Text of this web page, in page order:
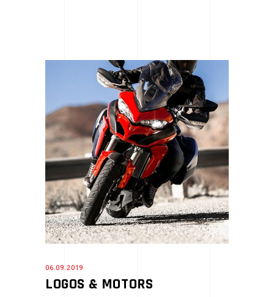
06.09.2019
LOGOS & MOTORS